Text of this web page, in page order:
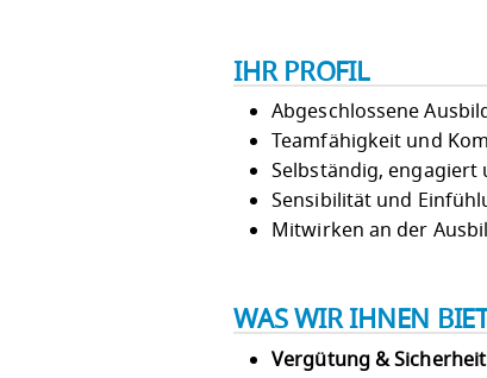
IHR PROFIL
Abgeschlossene
Teamfähigkeit und
Selbständig,
Sensibilität und
Mitwirken an der
WAS WIR IHNEN
Vergütung &